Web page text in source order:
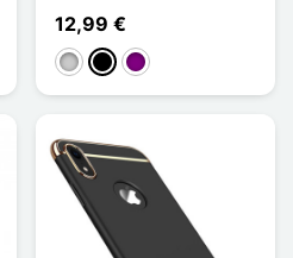
12,99 €
Transparente
Noir Transparent
Violet Transparent